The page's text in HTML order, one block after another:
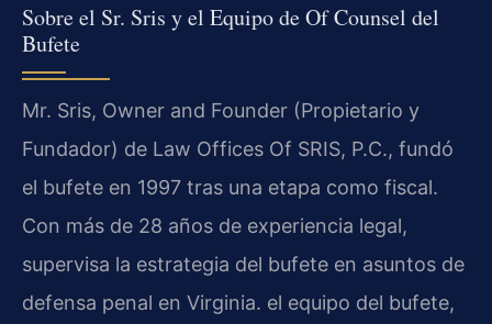
Sobre el Sr. Sris y el Equipo de Of Counsel del
Bufete
Mr. Sris, Owner and Founder (Propietario y
Fundador) de Law Offices Of SRIS, P.C., fundó
el bufete en 1997 tras una etapa como fiscal.
Con más de 28 años de experiencia legal,
supervisa la estrategia del bufete en asuntos de
defensa penal en Virginia. el equipo del bufete,